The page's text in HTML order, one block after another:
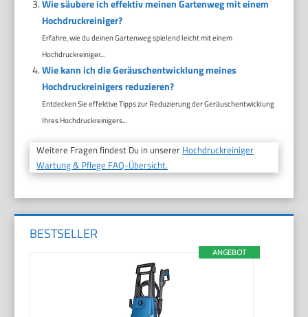
Wie säubere ich effektiv meinen Gartenweg mit einem
Hochdruckreiniger?
Erfahre, wie du deinen Gartenweg spielend leicht mit einem
Hochdruckreiniger...
Wie kann ich die Geräuschentwicklung meines
Hochdruckreinigers reduzieren?
Entdecken Sie effektive Tipps zur Reduzierung der Geräuschentwicklung
Ihres Hochdruckreinigers...
Weitere Fragen findest Du in unserer Hochdruckreiniger
Wartung & Pflege FAQ-Übersicht.
BESTSELLER
ANGEBOT